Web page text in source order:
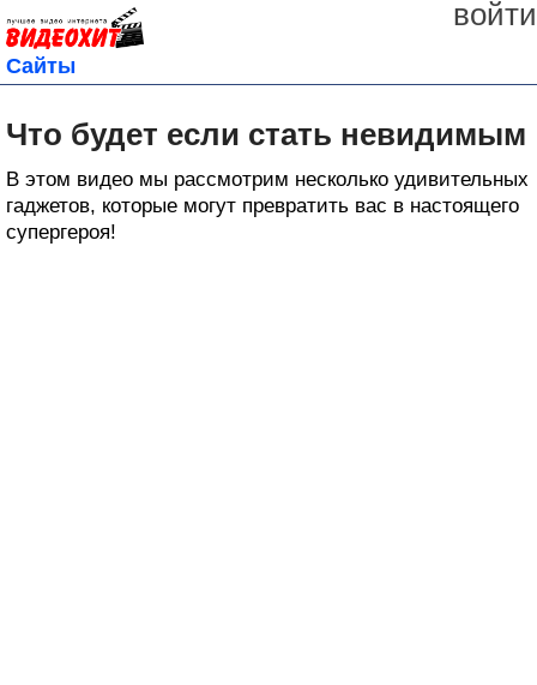
войти
Сайты
Что будет если стать невидимым
В этом видео мы рассмотрим несколько удивительных
гаджетов, которые могут превратить вас в настоящего
супергероя!